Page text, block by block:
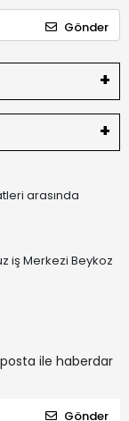
Gönder
arasında
iş Merkezi Beykoz
ile haberdar
Gönder